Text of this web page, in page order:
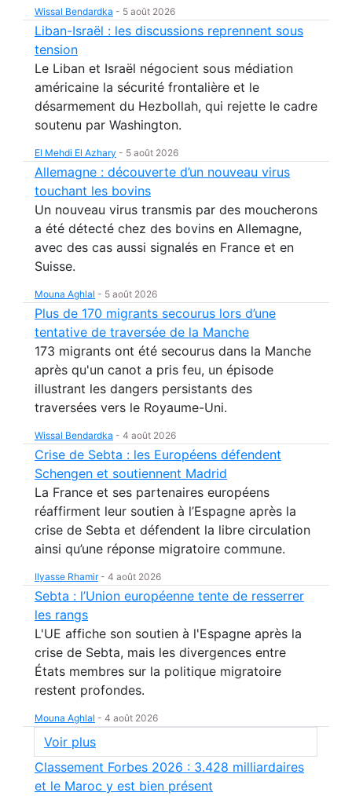
Wissal Bendardka - 5 août 2026
Liban-Israël : les discussions reprennent sous
tension
Le Liban et Israël négocient sous médiation
américaine la sécurité frontalière et le
désarmement du Hezbollah, qui rejette le cadre
soutenu par Washington.
El Mehdi El Azhary - 5 août 2026
Allemagne : découverte d’un nouveau virus
touchant les bovins
Un nouveau virus transmis par des moucherons
a été détecté chez des bovins en Allemagne,
avec des cas aussi signalés en France et en
Suisse.
Mouna Aghlal - 5 août 2026
Plus de 170 migrants secourus lors d’une
tentative de traversée de la Manche
173 migrants ont été secourus dans la Manche
après qu'un canot a pris feu, un épisode
illustrant les dangers persistants des
traversées vers le Royaume-Uni.
Wissal Bendardka - 4 août 2026
Crise de Sebta : les Européens défendent
Schengen et soutiennent Madrid
La France et ses partenaires européens
réaffirment leur soutien à l’Espagne après la
crise de Sebta et défendent la libre circulation
ainsi qu’une réponse migratoire commune.
Ilyasse Rhamir- 4 août 2026
Sebta : l’Union européenne tente de resserrer
les rangs
L'UE affiche son soutien à l'Espagne après la
crise de Sebta, mais les divergences entre
États membres sur la politique migratoire
restent profondes.
Mouna Aghlal - 4 août 2026
Voir plus
Classement Forbes 2026 : 3.428 milliardaires
et le Maroc y est bien présent